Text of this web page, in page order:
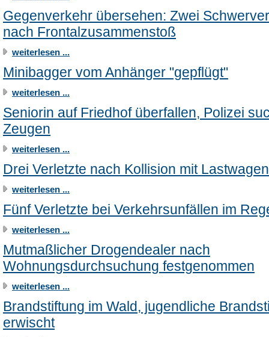
Gegenverkehr übersehen: Zwei
nach Frontalzusammenstoß
weiterlesen ...
Minibagger vom Anhänger "gepflügt"
weiterlesen ...
Seniorin auf Friedhof überfallen, Polizei
Zeugen
weiterlesen ...
Drei Verletzte nach Kollision mit Lastwagen
weiterlesen ...
Fünf Verletzte bei Verkehrsunfällen im
weiterlesen ...
Mutmaßlicher Drogendealer nach
Wohnungsdurchsuchung festgenommen
weiterlesen ...
Brandstiftung im Wald, jugendliche
erwischt